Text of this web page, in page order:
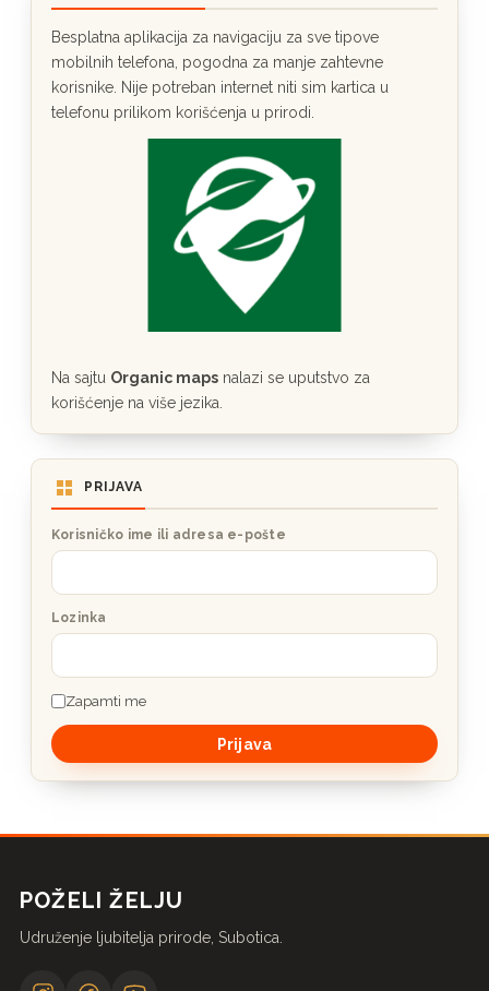
Besplatna aplikacija za navigaciju za sve tipove
mobilnih telefona, pogodna za manje zahtevne
korisnike. Nije potreban internet niti sim kartica u
telefonu prilikom korišćenja u prirodi.
Na sajtu Organic maps nalazi se uputstvo za
korišćenje na više jezika.
PRIJAVA
Korisničko ime ili adresa e-pošte
Lozinka
Zapamti me
POŽELI ŽELJU
Udruženje ljubitelja prirode, Subotica.